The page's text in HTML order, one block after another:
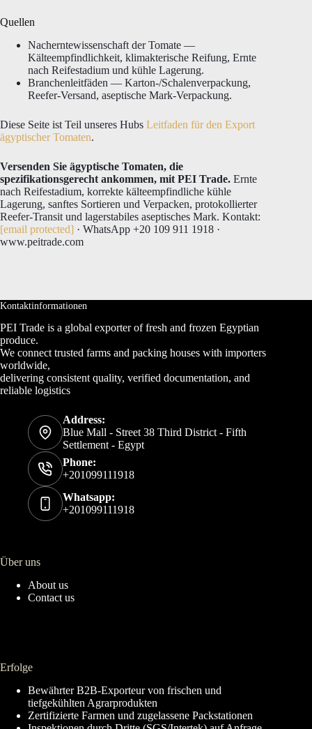
Quellen
Nacherntewissenschaft der Tomate —
Kälteempfindlichkeit, klimakterische Reifung, Ernte
nach Reifestadium und kühle Lagerung.
Branchenleitfäden — Karton-/Schalenverpackung,
Reefer-Versand, aseptische Mark-Verpackung.
Diese Seite ist Teil unseres Hubs Leitfaden für den Export
ägyptischer Tomaten.
Versenden Sie ägyptische Tomaten, die
spezifikationsgerecht ankommen, mit PEI Trade. Ernte
nach Reifestadium, korrekte kälteempfindliche kühle
Lagerung, sanftes Sortieren und Verpacken, protokollierter
Reefer-Transit und lagerstabiles aseptisches Mark. Kontakt:
[email protected] · WhatsApp +20 109 911 1918 ·
www.peitrade.com
Kontaktinformationen
PEI Trade is a global exporter of fresh and frozen Egyptian
produce.
We connect trusted farms and packing houses with importers
worldwide,
delivering consistent quality, verified documentation, and
reliable logistics
Address:
Blue Mall - Street 38 Third District - Fifth
Settlement - Egypt
Phone:
+201099111918
Whatsapp:
+201099111918
Über uns
About us
Contact us
Erfolge
Bewährter B2B-Exporteur von frischen und
tiefgekühlten Agrarprodukten
Zertifizierte Farmen und zugelassene Packstationen